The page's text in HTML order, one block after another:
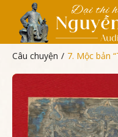
Câu chuyện / 7. Mộc bản